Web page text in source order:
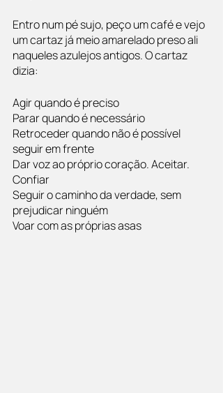
Entro num pé sujo, peço um café e vejo
um cartaz já meio amarelado preso ali
naqueles azulejos antigos. O cartaz
dizia:
Agir quando é preciso
Parar quando é necessário
Retroceder quando não é possível
seguir em frente
Dar voz ao próprio coração. Aceitar.
Confiar
Seguir o caminho da verdade, sem
prejudicar ninguém
Voar com as próprias asas